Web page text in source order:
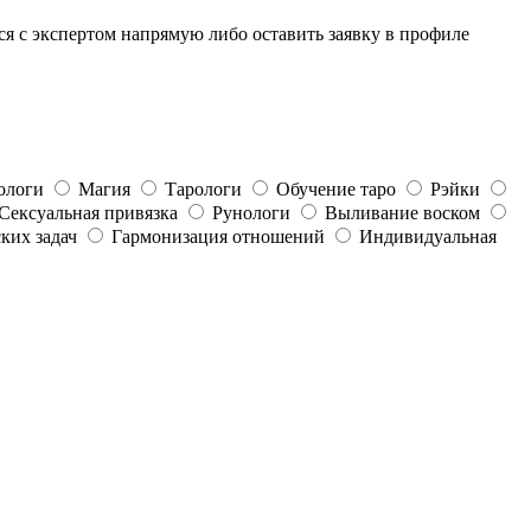
с экспертом напрямую либо оставить заявку в профиле
Магия Тарологи Обучение таро
Рэйки
привязка Рунологи
Выливание воском
задач Гармонизация отношений
Индивидуальная